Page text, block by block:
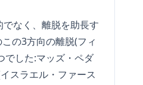
なく、離脱を助長す
の3方向の離脱(フィ
でした:マッズ・ペダ
スラエル・ファース